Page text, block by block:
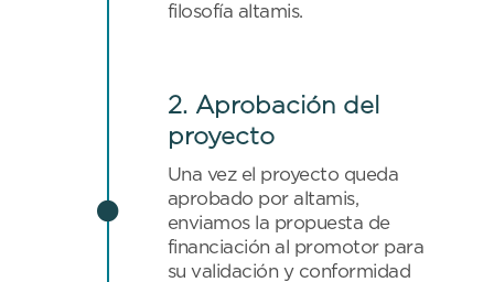
filosofía altamis.

2. Aprobación del
proyecto
Una vez el proyecto queda
aprobado por altamis,
enviamos la propuesta de
financiación al promotor para
su validación y conformidad